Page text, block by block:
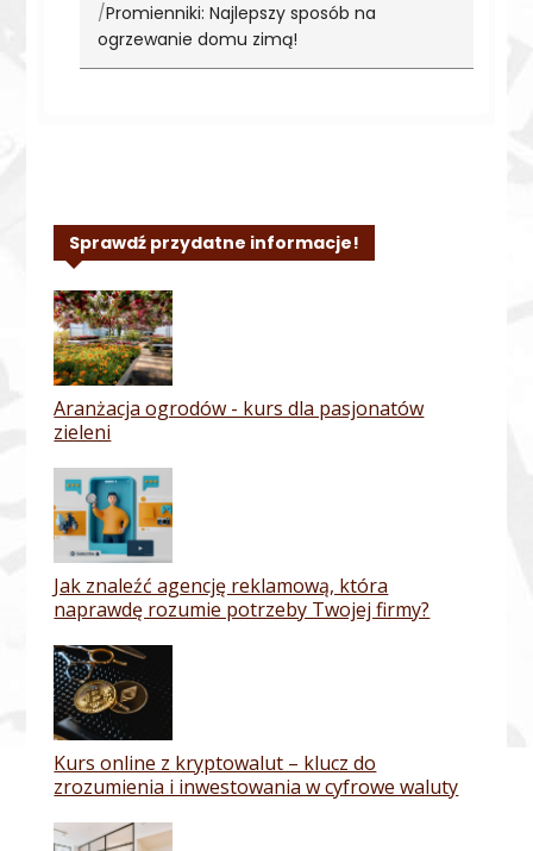
Promienniki: Najlepszy sposób na
ogrzewanie domu zimą!
Sprawdź przydatne informacje!
Aranżacja ogrodów - kurs dla pasjonatów
zieleni
Jak znaleźć agencję reklamową, która
naprawdę rozumie potrzeby Twojej firmy?
Kurs online z kryptowalut – klucz do
zrozumienia i inwestowania w cyfrowe waluty